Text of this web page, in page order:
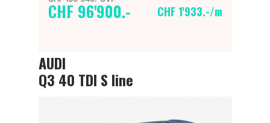
CHF 96'900.- CHF 1'933.-/m
AUDI
Q3 40 TDI S line